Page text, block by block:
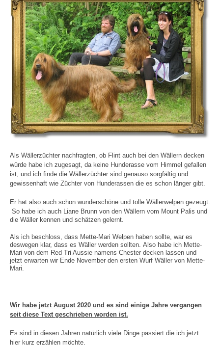
Als Wällerzüchter nachfragten, ob Flint auch bei den Wällern decken
würde habe ich zugesagt, da keine Hunderasse vom Himmel gefallen
ist, und ich finde die Wällerzüchter sind genauso sorgfältig und
gewissenhaft wie Züchter von Hunderassen die es schon länger gibt.
Er hat also auch schon wunderschöne und tolle Wällerwelpen gezeugt.
So habe ich auch Liane Brunn von den Wällern vom Mount Palis und
die Wäller kennen und schätzen gelernt.
Als ich beschloss, dass Mette-Mari Welpen haben sollte, war es
deswegen klar, dass es Wäller werden sollten. Also habe ich Mette-
Mari von dem Red Tri Aussie namens Chester decken lassen und
jetzt erwarten wir Ende November den ersten Wurf Wäller von Mette-
Mari.
Wir habe jetzt August 2020 und es sind einige Jahre vergangen
seit diese Text geschrieben worden ist.
Es sind in diesen Jahren natürlich viele Dinge passiert die ich jetzt
hier kurz erzählen möchte.